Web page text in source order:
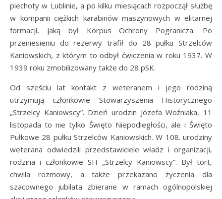
piechoty w Lublinie, a po kilku miesiącach rozpoczął służbę
w kompanii ciężkich karabinów maszynowych w elitarnej
formacji, jaką był Korpus Ochrony Pogranicza. Po
przeniesieniu do rezerwy trafił do 28 pułku Strzelców
Kaniowskich, z którym to odbył ćwiczenia w roku 1937. W
1939 roku zmobilizowany także do 28 pSK.
Od sześciu lat kontakt z weteranem i jego rodziną
utrzymują członkowie Stowarzyszenia Historycznego
„Strzelcy Kaniowscy”. Dzień urodzin Józefa Woźniaka, 11
listopada to nie tylko Święto Niepodległości, ale i Święto
Pułkowe 28 pułku Strzelców Kaniowskich. W 108. urodziny
weterana odwiedzili przedstawiciele władz i organizacji,
rodzina i członkowie SH „Strzelcy Kaniowscy”. Był tort,
chwila rozmowy, a także przekazano życzenia dla
szacownego jubilata zbierane w ramach ogólnopolskiej